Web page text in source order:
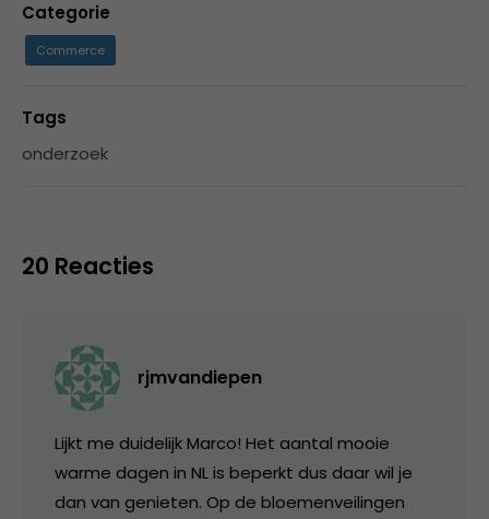
Categorie
Commerce
Tags
onderzoek
20 Reacties
rjmvandiepen
Lijkt me duidelijk Marco! Het aantal mooie
warme dagen in NL is beperkt dus daar wil je
dan van genieten. Op de bloemenveilingen